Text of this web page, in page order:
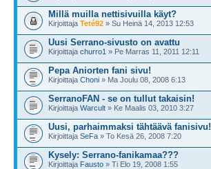
Millä muilla nettisivuilla käyt?
Kirjoittaja Teté92 » Su Heinä 14, 2013 12:53
Uusi Serrano-sivusto on avattu
Kirjoittaja churro1 » Pe Marras 11, 2011 12:11
Pepa Aniorten fani sivu!
Kirjoittaja Choni » Ma Joulu 08, 2008 6:13
SerranoFAN - se on tullut takaisin!
Kirjoittaja Warcult » Ke Maalis 03, 2010 3:27
Uusi, parhaimmaksi tähtäävä fanisivu!
Kirjoittaja SeFa » To Kesä 26, 2008 7:20
Kysely: Serrano-fanikamaa???
Kirjoittaja Fausto » Ti Elo 19, 2008 1:55